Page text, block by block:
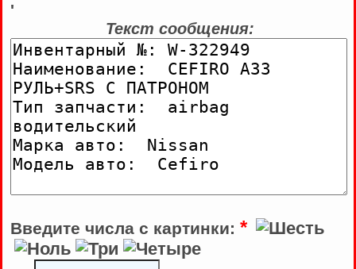
'
Текст сообщения:
Введите числа с картинки: *